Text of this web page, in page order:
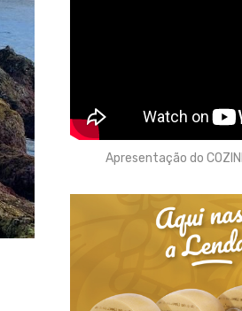
Apresentação do